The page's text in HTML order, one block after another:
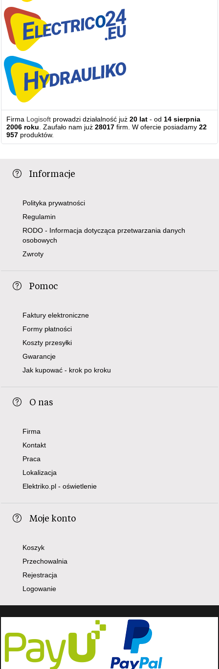
Firma Logisoft prowadzi działalność już20 lat - od 14 sierpnia
2006 roku . Zaufało nam już28017 firm. W ofercie posiadamy22
957 produktów.
Informacje
Polityka prywatności
Regulamin
RODO - Informacja dotycząca przetwarzania danych
osobowych
Zwroty
Pomoc
Faktury elektroniczne
Formy płatności
Koszty przesyłki
Gwarancje
Jak kupować - krok po kroku
O nas
Firma
Kontakt
Praca
Lokalizacja
Elektriko.pl - oświetlenie
Moje konto
Koszyk
Przechowalnia
Rejestracja
Logowanie